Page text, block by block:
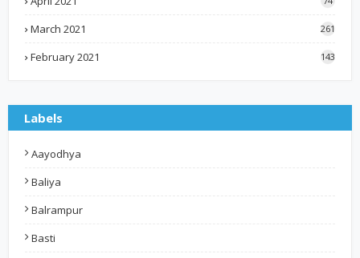
March 2021 261
February 2021 143
Labels
Aayodhya
Baliya
Balrampur
Basti